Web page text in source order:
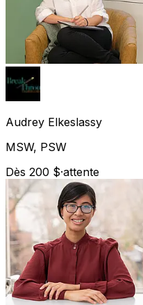
Audrey Elkeslassy
MSW, PSW
Dès 200 $·attente